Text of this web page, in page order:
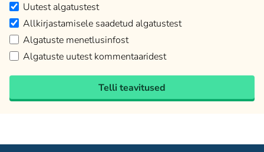
Uutest algatustest
Allkirjastamisele saadetud algatustest
Algatuste menetlusinfost
Algatuste uutest kommentaaridest
Telli teavitused